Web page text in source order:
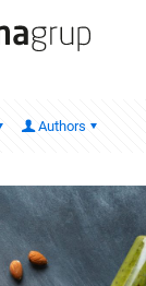
Authors